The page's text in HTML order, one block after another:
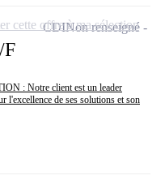
F
: Notre client est un leader
l'excellence de ses solutions et son
CDINon renseigné
cette offre à ma sélection